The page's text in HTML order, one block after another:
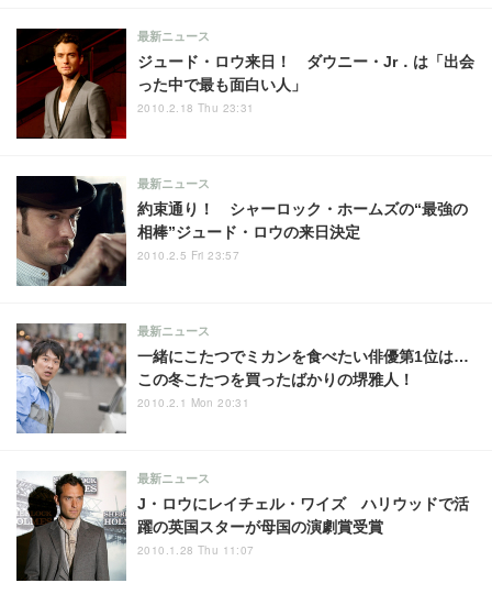
ジュード・ロウ来日！ ダウニー・Jr．は「出会
った中で最も面白い人」
最新ニュース
2010.2.18 Thu 23:31
約束通り！ シャーロック・ホームズの“最強の
相棒”ジュード・ロウの来日決定
最新ニュース
2010.2.5 Fri 23:57
一緒にこたつでミカンを食べたい俳優第1位は…
この冬こたつを買ったばかりの堺雅人！
最新ニュース
2010.2.1 Mon 20:31
J・ロウにレイチェル・ワイズ ハリウッドで活
躍の英国スターが母国の演劇賞受賞
最新ニュース
2010.1.28 Thu 11:07